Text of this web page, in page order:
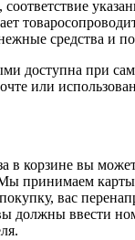
средства и
доступна при
или
в корзине вы
принимаем
вас
должны ввести